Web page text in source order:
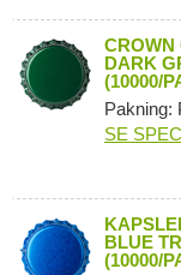
CROWN
DARK
(10000/
Pakning:
SE
BLUE
(10000/